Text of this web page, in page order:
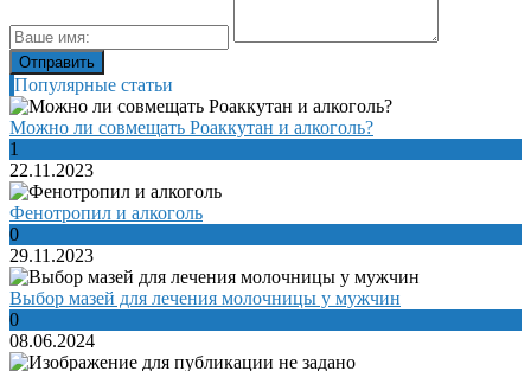
Популярные статьи
Можно ли совмещать Роаккутан и алкоголь?
1
22.11.2023
Фенотропил и алкоголь
0
29.11.2023
Выбор мазей для лечения молочницы у мужчин
0
08.06.2024